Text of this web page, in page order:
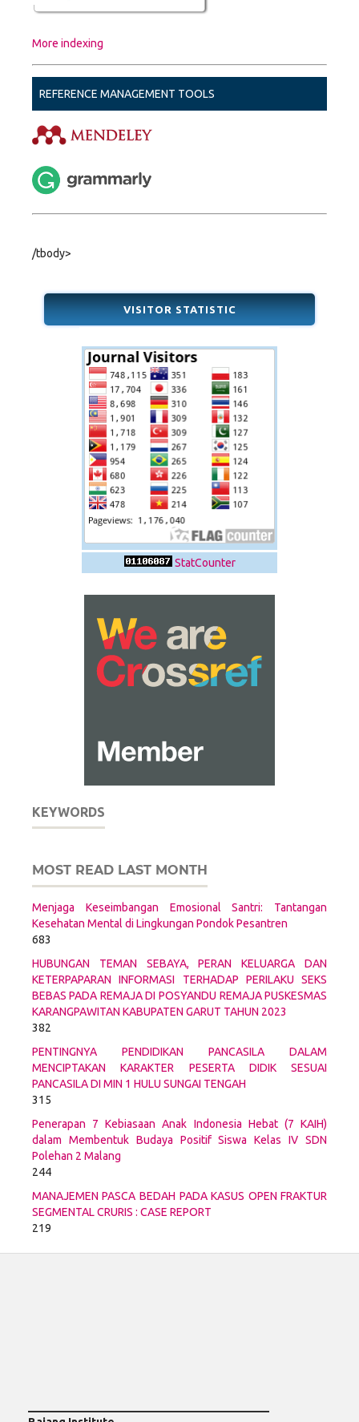
More indexing
REFERENCE MANAGEMENT TOOLS
/tbody>
VISITOR STATISTIC
StatCounter
KEYWORDS
MOST READ LAST MONTH
Menjaga Keseimbangan Emosional Santri: Tantangan
Kesehatan Mental di Lingkungan Pondok Pesantren
683
HUBUNGAN TEMAN SEBAYA, PERAN KELUARGA DAN
KETERPAPARAN INFORMASI TERHADAP PERILAKU SEKS
BEBAS PADA REMAJA DI POSYANDU REMAJA PUSKESMAS
KARANGPAWITAN KABUPATEN GARUT TAHUN 2023
382
PENTINGNYA PENDIDIKAN PANCASILA DALAM
MENCIPTAKAN KARAKTER PESERTA DIDIK SESUAI
PANCASILA DI MIN 1 HULU SUNGAI TENGAH
315
Penerapan 7 Kebiasaan Anak Indonesia Hebat (7 KAIH)
dalam Membentuk Budaya Positif Siswa Kelas IV SDN
Polehan 2 Malang
244
MANAJEMEN PASCA BEDAH PADA KASUS OPEN FRAKTUR
SEGMENTAL CRURIS : CASE REPORT
219